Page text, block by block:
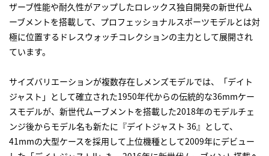
ザーブ性能や耐久性がアップしたロレックス独自開発の新世代ム
ーブメントを搭載して、プロフェッショナルスポーツモデルとは対
極に位置するドレスウォッチコレクションの主力として展開され
ています。
サイズバリエーションが複数存在しメンズモデルでは、「デイト
ジャスト」として確立された1950年代からの伝統的な36mmケー
スモデルが、新世代ムーブメントを搭載した2018年のモデルチェ
ンジ後からモデル名も新たに『デイトジャスト 36』として、
41mmの大型ケースを採用して上位機種として2009年にデビュー